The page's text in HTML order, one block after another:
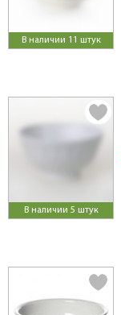
В наличии 11 штук
В наличии 5 штук